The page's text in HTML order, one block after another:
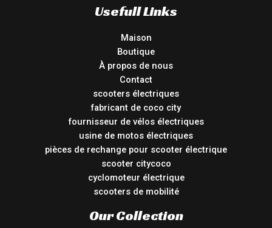
Usefull Links
Maison
Boutique
À propos de nous
Contact
scooters électriques
fabricant de coco city
fournisseur de vélos électriques
usine de motos électriques
pièces de rechange pour scooter électrique
scooter citycoco
cyclomoteur électrique
scooters de mobilité
Our Collection